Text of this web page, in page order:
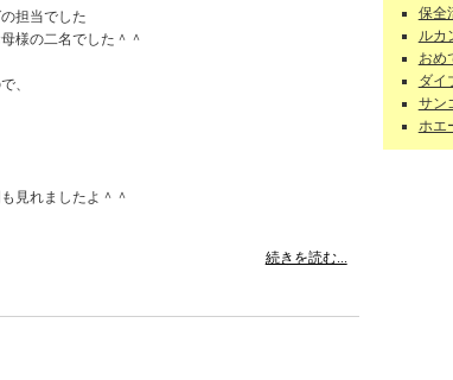
担当でした
様の二名でした＾＾
、
見れましたよ＾＾
続きを読む...
保全
ルカ
おめ
ダイ
サン
ホエ